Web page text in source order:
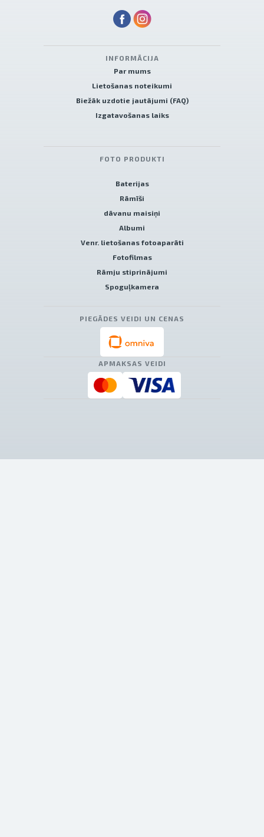
INFORMĀCIJA
Par mums
Lietošanas noteikumi
Biežāk uzdotie jautājumi (FAQ)
Izgatavošanas laiks
FOTO PRODUKTI
Baterijas
Rāmīši
dāvanu maisiņi
Albumi
Venr. lietošanas fotoaparāti
Fotofilmas
Rāmju stiprinājumi
Spoguļkamera
PIEGĀDES VEIDI UN CENAS
APMAKSAS VEIDI